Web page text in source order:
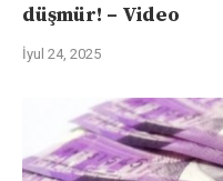
düşmür! – Video
İyul 24, 2025